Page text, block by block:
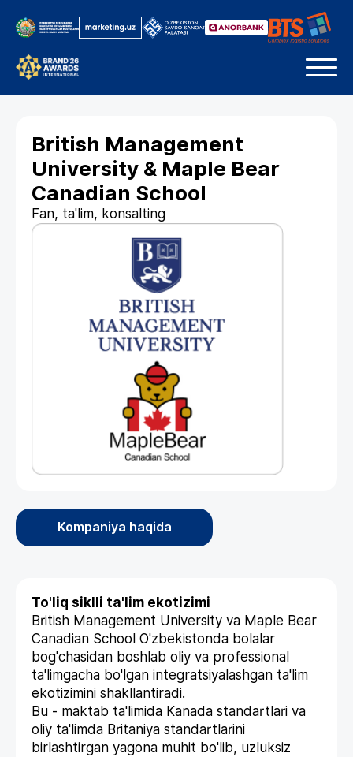
British Management
University & Maple Bear
Canadian School
Fan, ta'lim, konsalting
Kompaniya haqida
To'liq siklli ta'lim ekotizimi
British Management University va Maple Bear
Canadian School O'zbekistonda bolalar
bog'chasidan boshlab oliy va professional
ta'limgacha bo'lgan integratsiyalashgan ta'lim
ekotizimini shakllantiradi.
Bu - maktab ta'limida Kanada standartlari va
oliy ta'limda Britaniya standartlarini
birlashtirgan yagona muhit bo'lib, uzluksiz